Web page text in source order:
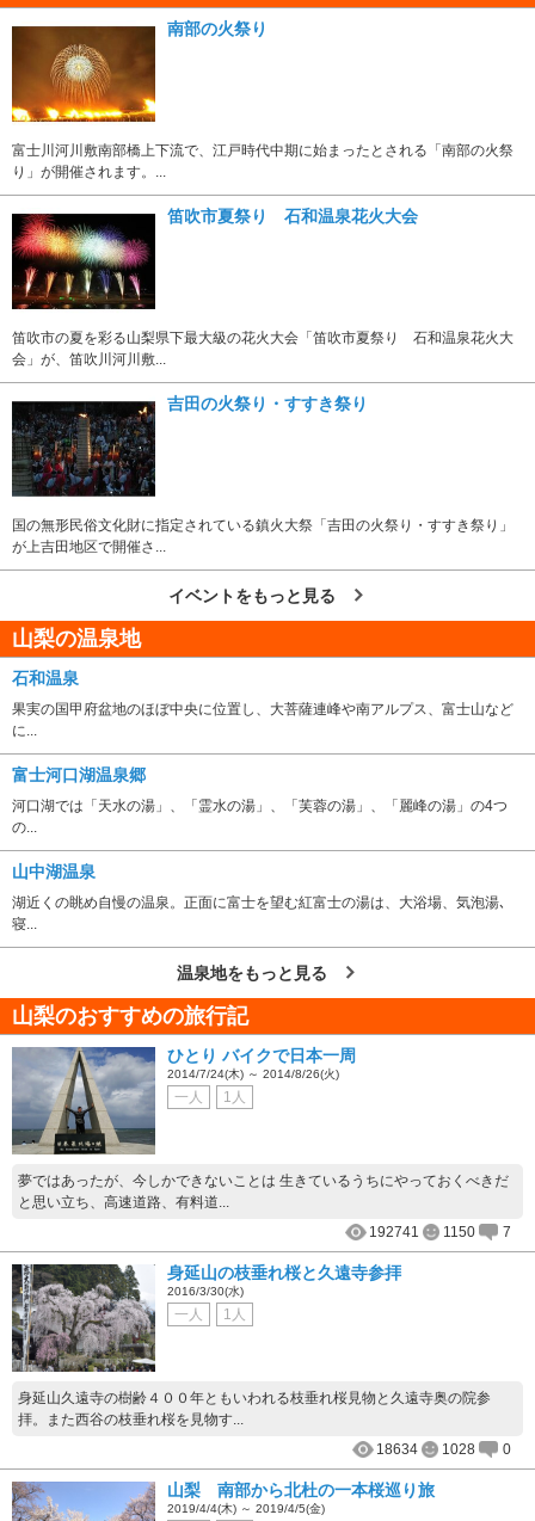
南部の火祭り
富士川河川敷南部橋上下流で、江戸時代中期に始まったとされる「南部の火祭
り」が開催されます。...
笛吹市夏祭り 石和温泉花火大会
笛吹市の夏を彩る山梨県下最大級の花火大会「笛吹市夏祭り 石和温泉花火大
会」が、笛吹川河川敷...
吉田の火祭り・すすき祭り
国の無形民俗文化財に指定されている鎮火大祭「吉田の火祭り・すすき祭り」
が上吉田地区で開催さ...
イベントをもっと見る
山梨の温泉地
石和温泉
果実の国甲府盆地のほぼ中央に位置し、大菩薩連峰や南アルプス、富士山など
に...
富士河口湖温泉郷
河口湖では「天水の湯」、「霊水の湯」、「芙蓉の湯」、「麗峰の湯」の4つ
の...
山中湖温泉
湖近くの眺め自慢の温泉。正面に富士を望む紅富士の湯は、大浴場、気泡湯､
寝...
温泉地をもっと見る
山梨のおすすめの旅行記
ひとり バイクで日本一周
2014/7/24(木) ～ 2014/8/26(火)
一人 1人
夢ではあったが、今しかできないことは 生きているうちにやっておくべきだ
と思い立ち、高速道路、有料道...
192741
1150 7
身延山の枝垂れ桜と久遠寺参拝
2016/3/30(水)
一人 1人
身延山久遠寺の樹齢４００年ともいわれる枝垂れ桜見物と久遠寺奥の院参
拝。また西谷の枝垂れ桜を見物す...
18634
1028 0
山梨 南部から北杜の一本桜巡り旅
2019/4/4(木) ～ 2019/4/5(金)